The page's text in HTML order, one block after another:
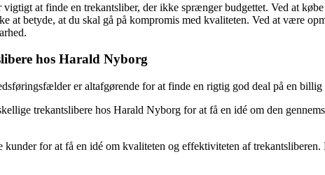
at finde en trekantsliber, der ikke sprænger budgettet. Ved at
at betyde, at du skal gå på kompromis med kvaliteten. Ved at være
hos Harald Nyborg
er altafgørende for at finde en rigtig god deal på en
trekantslibere hos Harald Nyborg for at få en idé om den
for at få en idé om kvaliteten og effektiviteten af